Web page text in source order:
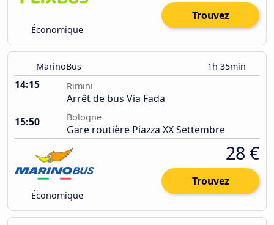
Économique
Trouvez
MarinoBus 1h 35min
14:15 Rimini
Arrêt de bus Via Fada
15:50
Bologne
Gare routière Piazza XX Settembre
Économique
28 €
Trouvez